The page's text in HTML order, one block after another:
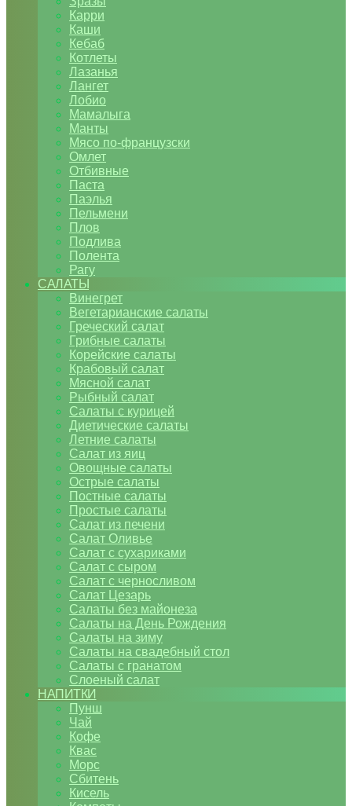
Карри
Каши
Кебаб
Котлеты
Лазанья
Лангет
Лобио
Мамалыга
Манты
Мясо по-французски
Омлет
Отбивные
Паста
Паэлья
Пельмени
Плов
Подлива
Полента
Рагу
САЛАТЫ
Винегрет
Вегетарианские салаты
Греческий салат
Грибные салаты
Корейские салаты
Крабовый салат
Мясной салат
Рыбный салат
Салаты с курицей
Диетические салаты
Летние салаты
Салат из яиц
Овощные салаты
Острые салаты
Постные салаты
Простые салаты
Салат из печени
Салат Оливье
Салат с сухариками
Салат с сыром
Салат с черносливом
Салат Цезарь
Салаты без майонеза
Салаты на День Рождения
Салаты на зиму
Салаты на свадебный стол
Салаты с гранатом
Слоеный салат
НАПИТКИ
Пунш
Чай
Кофе
Квас
Морс
Сбитень
Кисель